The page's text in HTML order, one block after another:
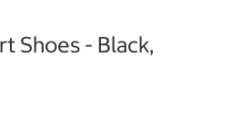
Shoes - Black,